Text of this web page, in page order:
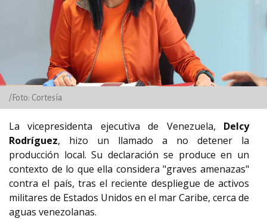
/Foto: Cortesía
La vicepresidenta ejecutiva de Venezuela, Delcy
Rodríguez, hizo un llamado a no detener la
producción local. Su declaración se produce en un
contexto de lo que ella considera "graves amenazas"
contra el país, tras el reciente despliegue de activos
militares de Estados Unidos en el mar Caribe, cerca de
aguas venezolanas.